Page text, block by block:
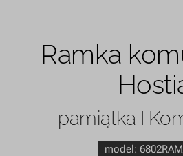
Ramka
pamiątka I
model: